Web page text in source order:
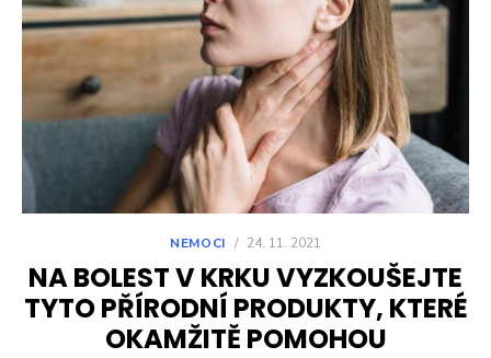
NEMOCI / 24. 11. 2021
NA BOLEST V KRKU VYZKOUŠEJTE
TYTO PŘÍRODNÍ PRODUKTY, KTERÉ
OKAMŽITĚ POMOHOU